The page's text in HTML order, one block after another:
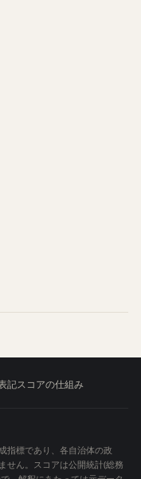
記スコアの仕組み
指標であり、各自治体の政
せん。スコアは公開統計(総務